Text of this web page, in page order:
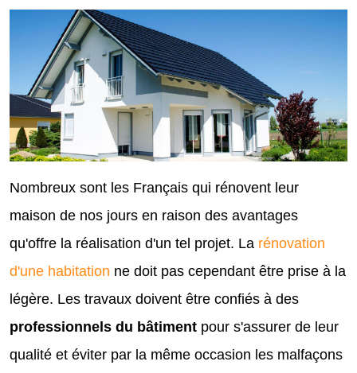
Nombreux sont les Français qui rénovent leur
maison de nos jours en raison des avantages
qu'offre la réalisation d'un tel projet. La rénovation
d'une habitation ne doit pas cependant être prise à la
légère. Les travaux doivent être confiés à des
professionnels du bâtiment pour s'assurer de leur
qualité et éviter par la même occasion les malfaçons